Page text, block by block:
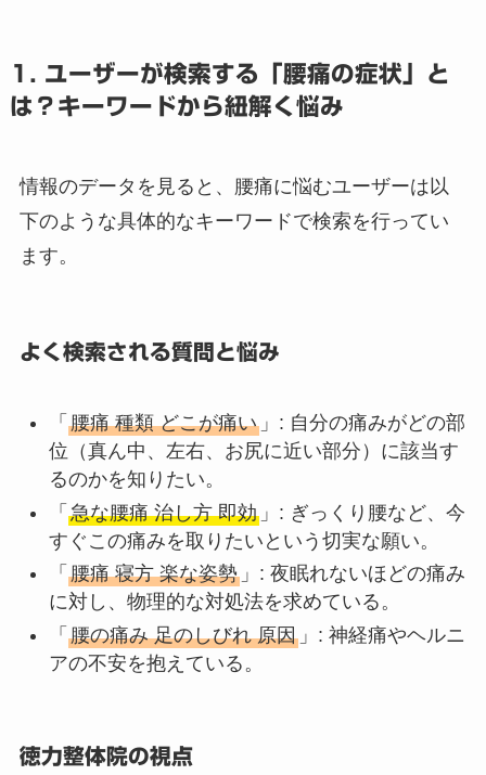
1. ユーザーが検索する「腰痛の症状」と
は？キーワードから紐解く悩み
情報のデータを見ると、腰痛に悩むユーザーは以
下のような具体的なキーワードで検索を行ってい
ます。
よく検索される質問と悩み
「 腰痛 種類 どこが痛い」: 自分の痛みがどの部
位（真ん中、左右、お尻に近い部分）に該当す
るのかを知りたい。
「 急な腰痛 治し方 即効」: ぎっくり腰など、今
すぐこの痛みを取りたいという切実な願い。
「 腰痛 寝方 楽な姿勢」: 夜眠れないほどの痛み
に対し、物理的な対処法を求めている。
「 腰の痛み 足のしびれ 原因」: 神経痛やヘルニ
アの不安を抱えている。
徳力整体院の視点